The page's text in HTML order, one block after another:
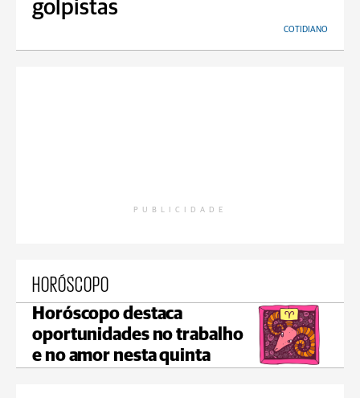
golpistas
COTIDIANO
PUBLICIDADE
HORÓSCOPO
Horóscopo destaca
oportunidades no trabalho
e no amor nesta quinta